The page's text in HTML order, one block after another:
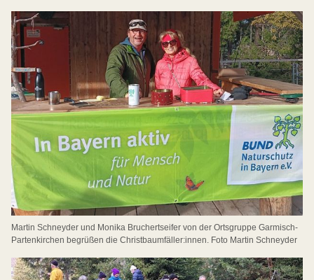
Martin Schneyder und Monika Bruchertseifer von der Ortsgruppe Garmisch-
Partenkirchen begrüßen die Christbaumfäller:innen. Foto Martin Schneyder